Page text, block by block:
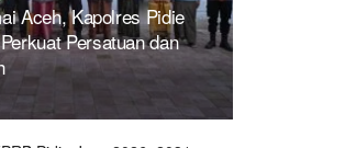
Aceh, Kapolres Pidie
Persatuan dan